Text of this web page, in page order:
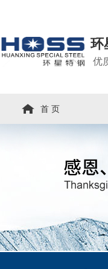
环
优
首 页